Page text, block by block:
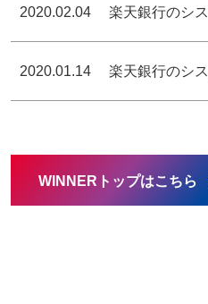
2020.02.04 楽天銀行のシ
2020.01.14 楽天銀行のシ
WINNERトップはこちら